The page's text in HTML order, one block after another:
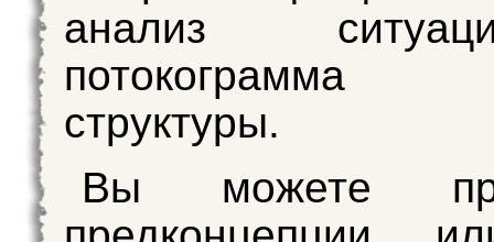
анализ
потокограмма
структуры.
Вы можете